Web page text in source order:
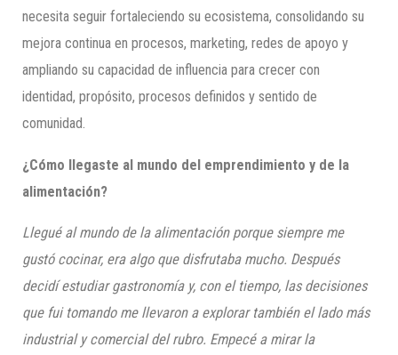
necesita seguir fortaleciendo su ecosistema, consolidando su
mejora continua en procesos, marketing, redes de apoyo y
ampliando su capacidad de influencia para crecer con
identidad, propósito, procesos definidos y sentido de
comunidad.
¿Cómo llegaste al mundo del emprendimiento y de la
alimentación?
Llegué al mundo de la alimentación porque siempre me
gustó cocinar, era algo que disfrutaba mucho. Después
decidí estudiar gastronomía y, con el tiempo, las decisiones
que fui tomando me llevaron a explorar también el lado más
industrial y comercial del rubro. Empecé a mirar la